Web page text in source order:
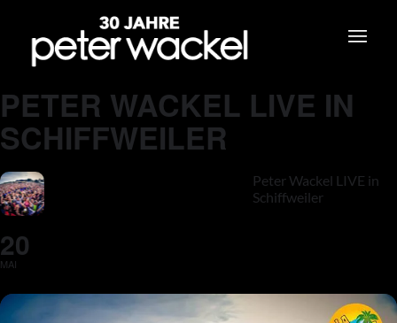
PETER WACKEL LIVE IN
SCHIFFWEILER
20
MAI
Peter Wackel LIVE in
Schiffweiler